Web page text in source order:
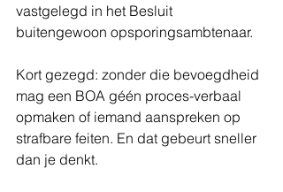
vastgelegd in het Besluit
buitengewoon opsporingsambtenaar.
Kort gezegd: zonder die bevoegdheid
mag een BOA géén proces-verbaal
opmaken of iemand aanspreken op
strafbare feiten. En dat gebeurt sneller
dan je denkt.